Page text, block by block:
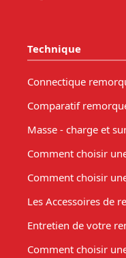
Technique
Connectique
Comparatif
Masse - charge et
Comment choisir
Comment choisir
Les Accessoires de
Entretien de votre
Comment choisir